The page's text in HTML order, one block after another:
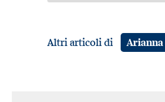
Altri articoli di